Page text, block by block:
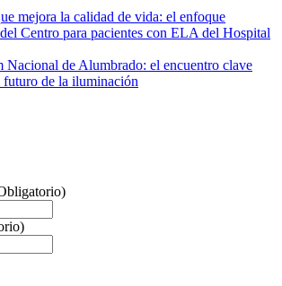
mejora la calidad de vida: el enfoque
Centro para pacientes con ELA del Hospital
Nacional de Alumbrado: el encuentro clave
futuro de la iluminación